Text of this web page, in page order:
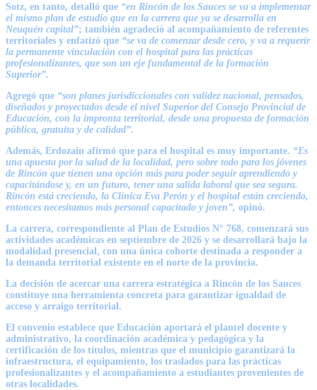
Sotz, en tanto, detalló que “en Rincón de los Sauces se va a implementar
el mismo plan de estudio que en la carrera que ya se desarrolla en
Neuquén capital”; también agradeció al acompañamiento de referentes
territoriales y enfatizó que “se va de comenzar desde cero, y va a requerir
la permanente vinculación con el hospital para las prácticas
profesionalizantes, que son un eje fundamental de la formación
Superior”.
Agregó que “son planes jurisdiccionales con validez nacional, pensados,
diseñados y proyectados desde el nivel Superior del Consejo Provincial de
Educación, con la impronta territorial, desde una propuesta de formación
pública, gratuita y de calidad”.
Además, Erdozain afirmó que para el hospital es muy importante. “Es
una apuesta por la salud de la localidad, pero sobre todo para los jóvenes
de Rincón que tienen una opción más para poder seguir aprendiendo y
capacitándose y, en un futuro, tener una salida laboral que sea segura.
Rincón está creciendo, la Clínica Eva Perón y el hospital están creciendo,
entonces necesitamos más personal capacitado y joven”, opinó.
La carrera, correspondiente al Plan de Estudios N° 768, comenzará sus
actividades académicas en septiembre de 2026 y se desarrollará bajo la
modalidad presencial, con una única cohorte destinada a responder a
la demanda territorial existente en el norte de la provincia.
La decisión de acercar una carrera estratégica a Rincón de los Sauces
constituye una herramienta concreta para garantizar igualdad de
acceso y arraigo territorial.
El convenio establece que Educación aportará el plantel docente y
administrativo, la coordinación académica y pedagógica y la
certificación de los títulos, mientras que el municipio garantizará la
infraestructura, el equipamiento, los traslados para las prácticas
profesionalizantes y el acompañamiento a estudiantes provenientes de
otras localidades.